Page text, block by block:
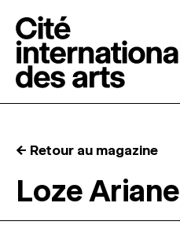
RÉSIDENCES ↓
← Retour au magazine
Loze Ariane